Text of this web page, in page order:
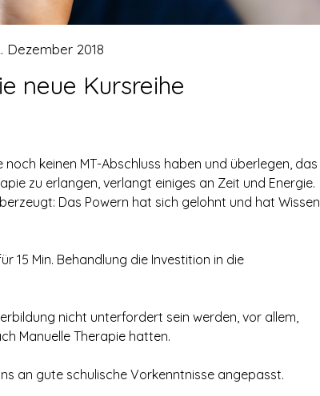
neue Kursreihe
Dezember 2018
keinen MT-Abschluss haben und überlegen, das
zu erlangen, verlangt einiges an Zeit und Energie.
Das Powern hat sich gelohnt und hat Wissen
15 Min. Behandlung die Investition in die
nicht unterfordert sein werden, vor allem,
Manuelle Therapie hatten.
an gute schulische Vorkenntnisse angepasst.